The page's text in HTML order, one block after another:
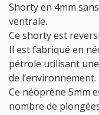
Shorty en 4mm
ventrale.
Ce shorty est
Il est fabriqué en
pétrole utilisant
de l’environnement.
Ce néoprène 5mm
nombre de